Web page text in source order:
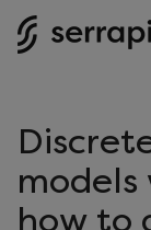
how to